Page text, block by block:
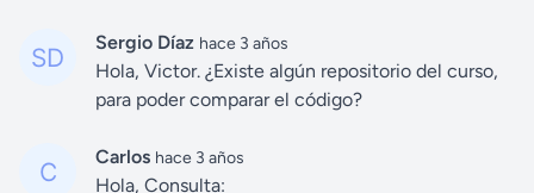
Sergio Díaz hace 3 años
Hola, Victor. ¿Existe algún repositorio del curso,
para poder comparar el código?
Carlos hace 3 años
Hola, Consulta: